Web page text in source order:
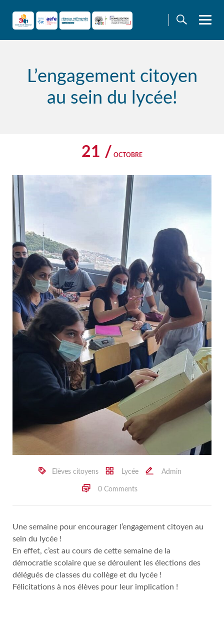
content
L’engagement citoyen
au sein du lycée!
21 / OCTOBRE
Elèves citoyens Lycée Admin
0 Comments
Une semaine pour encourager l’engagement citoyen au
sein du lycée !
En effet, c’est au cours de cette semaine de la
démocratie scolaire que se déroulent les élections des
délégués de classes du collège et du lycée !
Félicitations à nos élèves pour leur implication !